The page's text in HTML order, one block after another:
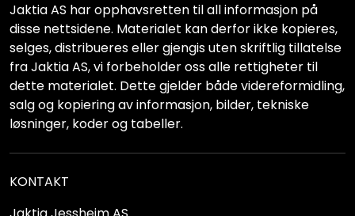
Jaktia AS har opphavsretten til all informasjon på
disse nettsidene. Materialet kan derfor ikke kopieres,
selges, distribueres eller gjengis uten skriftlig tillatelse
fra Jaktia AS, vi forbeholder oss alle rettigheter til
dette materialet. Dette gjelder både videreformidling,
salg og kopiering av informasjon, bilder, tekniske
løsninger, koder og tabeller.
KONTAKT